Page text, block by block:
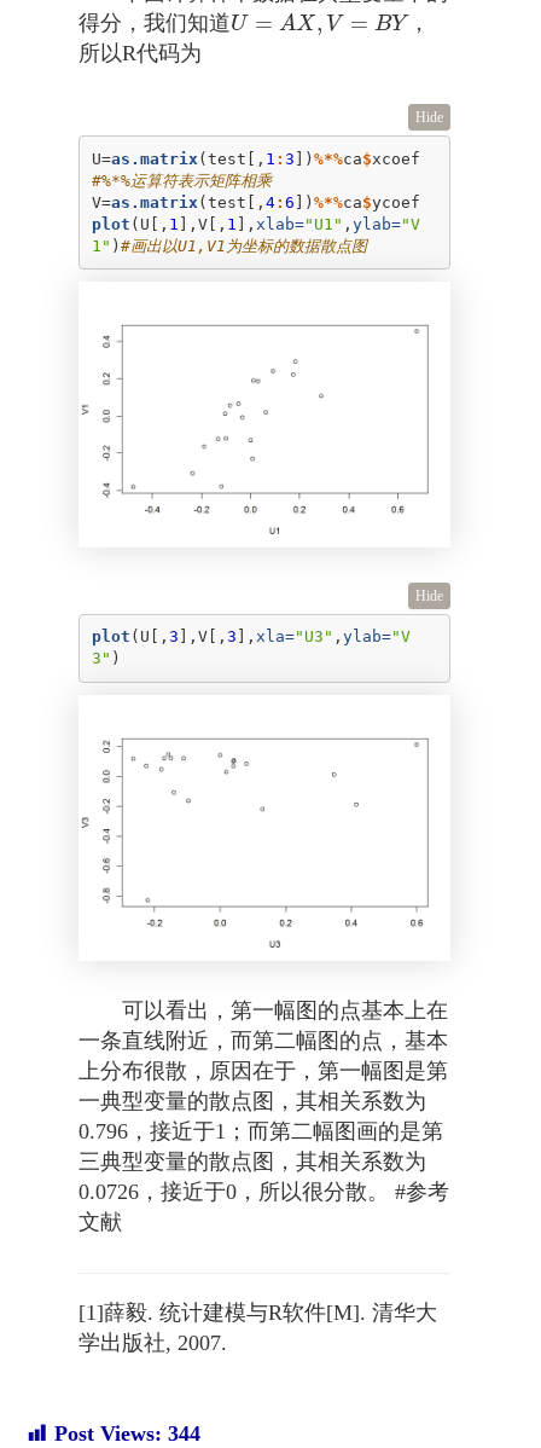
得分，我们知道U = AX, V = BY
U =A X,V= BY
，
所以R代码为
Hide
U=as.matrix (test[, 1 : 3 ]) %*%ca$xcoef
#%*%运算符表示矩阵相乘
V=as.matrix (test[, 4: 6 ]) %*%ca$
plot (U[, 1 ],V[, 1 ], xlab="U1" , ylab="V
1" ) #画出以U1,V1为坐标的数据散点图
Hide
plot (U[, 3 ],V[, 3 ], xla="U3" , ylab="V
3" )
可以看出，第一幅图的点基本上在
一条直线附近，而第二幅图的点，基本
上分布很散，原因在于，第一幅图是第
一典型变量的散点图，其相关系数为
0.796，接近于1；而第二幅图画的是第
三典型变量的散点图，其相关系数为
0.0726，接近于0，所以很分散。 #参考
文献
[1]薛毅. 统计建模与R软件[M]. 清华大
学出版社, 2007.
Post Views: 344